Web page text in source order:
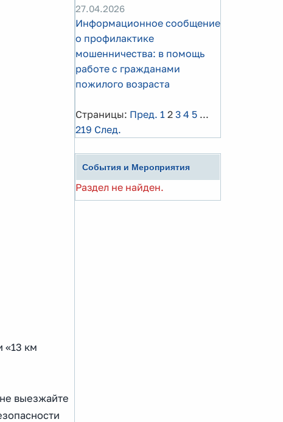
«13 км
выезжайте
27.04.2026
Информационное сообщение
о профилактике
мошенничества: в помощь
работе с гражданами
пожилого возраста
Страницы: Пред. 1 2 3 4 5 ...
219 След.
События и Мероприятия
Раздел не найден.